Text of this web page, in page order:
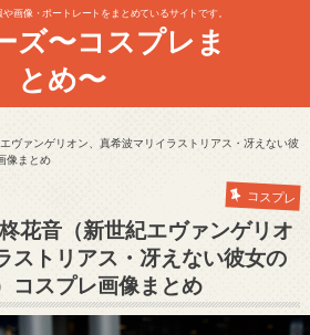
画像・ポートレートをまとめているサイトです。
ズ〜コスプレま
とめ〜
ヴァンゲリオン、真希波マリイラストリアス・冴えない彼
像まとめ
コスプレ
花音（新世紀エヴァンゲリオ
ストリアス・冴えない彼女の
コスプレ画像まとめ